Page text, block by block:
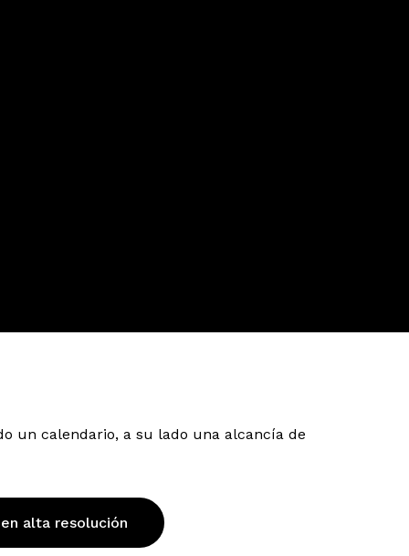
un calendario, a su lado una alcancía de
alta resolución